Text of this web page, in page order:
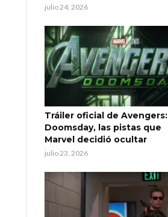
julio 24, 2026
Tráiler oficial de Avengers:
Doomsday, las pistas que
Marvel decidió ocultar
julio 23, 2026